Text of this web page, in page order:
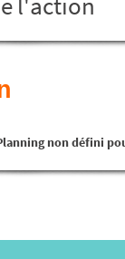
non défini